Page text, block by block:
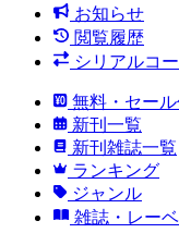
お知らせ
閲覧履歴
シリアルコ
無料・セー
新刊一覧
新刊雑誌一覧
ランキング
ジャンル
雑誌・レー